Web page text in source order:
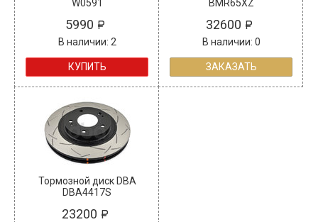
W0591
5990
В наличии: 2
КУПИТЬ
BMR65XZ
32600
В наличии: 0
ЗАКАЗАТЬ
Тормозной диск DBA
DBA4417S
23200